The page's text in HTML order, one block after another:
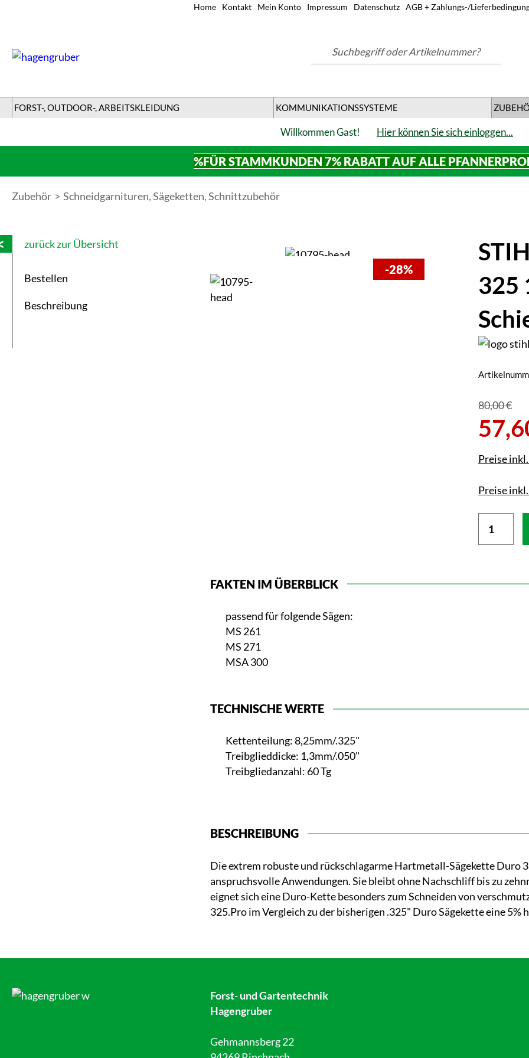
Home Kontakt Mein Konto Impressum Datenschutz AGB + Zahlungs-/
Suchbegriff oder Artikelnummer?
FORST-, OUTDOOR-, ARBEITSKLEIDUNG KOMMUNIKATIONSSYSTEME
Willkommen Gast! Hier können Sie sich einloggen...
%FÜR STAMMKUNDEN 7% RABATT AUF ALLE
Zubehör Schneidgarnituren, Sägeketten, Schnittzubehör
Bestellen
Beschreibung
325
80,00 €
Preise
Preise
-28%
FAKTEN IM ÜBERBLICK
passend für folgende Sägen:
MS 261
MS 271
MSA 300
TECHNISCHE WERTE
Kettenteilung: 8,25mm/.325"
Treibglieddicke: 1,3mm/.050"
Treibgliedanzahl: 60 Tg
BESCHREIBUNG
Die extrem robuste und rückschlagarme Hartmetall-Sägekette Duro
anspruchsvolle Anwendungen. Sie bleibt ohne Nachschliff bis zu
eignet sich eine Duro-Kette besonders zum Schneiden von
325.Pro im Vergleich zu der bisherigen .325" Duro Sägekette eine 5%
Forst- und Gartentechnik
Hagengruber
Gehmannsberg 22